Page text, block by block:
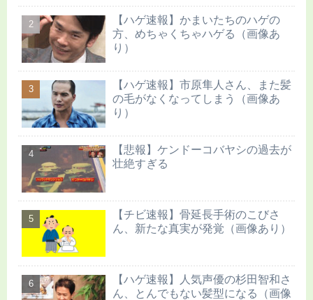
【ハゲ速報】かまいたちのハゲの
方、めちゃくちゃハゲる（画像あ
り）
【ハゲ速報】市原隼人さん、また髪
の毛がなくなってしまう（画像あ
り）
【悲報】ケンドーコバヤシの過去が
壮絶すぎる
【チビ速報】骨延長手術のこびさ
ん、新たな真実が発覚（画像あり）
【ハゲ速報】人気声優の杉田智和さ
ん、とんでもない髪型になる（画像